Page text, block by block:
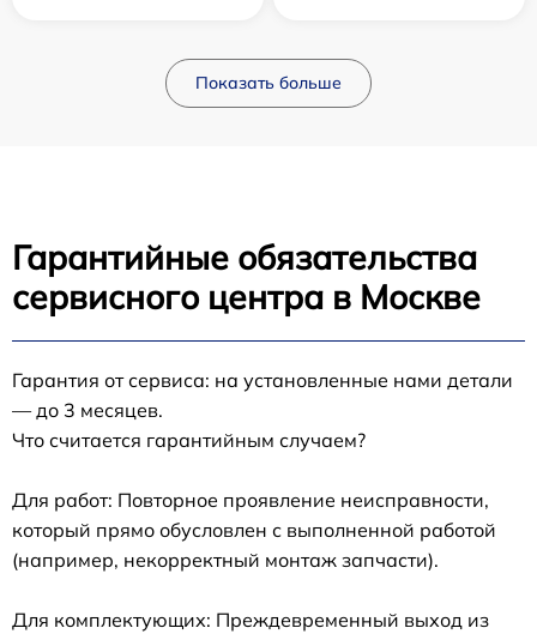
Показать больше
Гарантийные обязательства
сервисного центра в Москве
Гарантия от сервиса: на установленные нами детали
— до 3 месяцев.
Что считается гарантийным случаем?
Для работ: Повторное проявление неисправности,
который прямо обусловлен с выполненной работой
(например, некорректный монтаж запчасти).
Для комплектующих: Преждевременный выход из